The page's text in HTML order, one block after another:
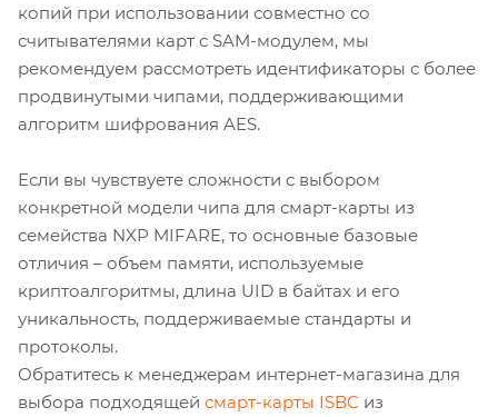
копий при использовании совместно со
считывателями карт с SAM-модулем, мы
рекомендуем рассмотреть идентификаторы с более
продвинутыми чипами, поддерживающими
алгоритм шифрования AES.
Если вы чувствуете сложности с выбором
конкретной модели чипа для смарт-карты из
семейства NXP MIFARE, то основные базовые
отличия – объем памяти, используемые
криптоалгоритмы, длина UID в байтах и его
уникальность, поддерживаемые стандарты и
протоколы.
Обратитесь к менеджерам интернет-магазина для
выбора подходящей смарт-карты ISBC из